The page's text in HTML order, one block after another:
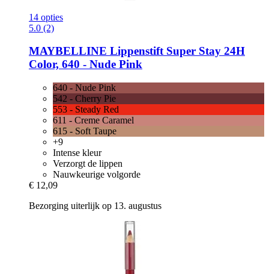
14 opties
5.0 (2)
MAYBELLINE Lippenstift Super Stay 24H
Color, 640 -​ Nude Pink
640 - Nude Pink
542 - Cherry Pie
553 - Steady Red
611 - Creme Caramel
615 - Soft Taupe
+9
Intense kleur
Verzorgt de lippen
Nauwkeurige volgorde
€ 12,09
Bezorging uiterlijk op 13. augustus